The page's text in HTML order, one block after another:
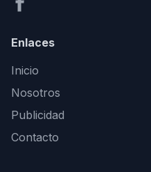
Enlaces
Inicio
Nosotros
Publicidad
Contacto